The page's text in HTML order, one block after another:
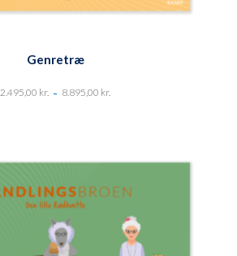
Genretræ
2.495,00 kr. - 8.895,00 kr.